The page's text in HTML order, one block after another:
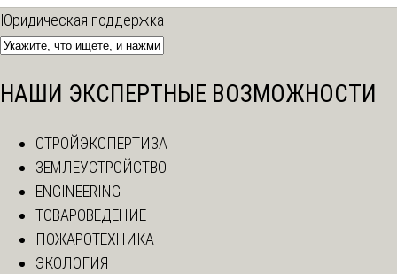
Юридическая поддержка
НАШИ ЭКСПЕРТНЫЕ ВОЗМОЖНОСТИ
СТРОЙЭКСПЕРТИЗА
ЗЕМЛЕУСТРОЙСТВО
ENGINEERING
ТОВАРОВЕДЕНИЕ
ПОЖАРОТЕХНИКА
ЭКОЛОГИЯ